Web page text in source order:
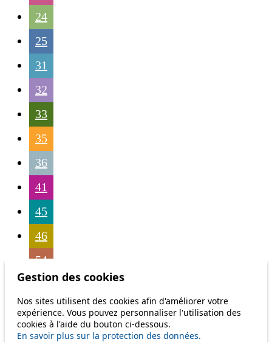
24
25
31
32
33
35
36
41
45
46
54
56
58
64
Gestion des cookies
Nos sites utilisent des cookies afin d'améliorer votre
expérience. Vous pouvez personnaliser l'utilisation des
cookies à l'aide du bouton ci-dessous.
En savoir plus sur la protection des données.